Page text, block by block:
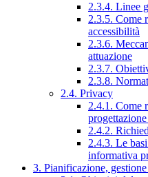
2.3.4. Linee
2.3.5. Come
accessibilità
2.3.6.
attuazione
2.3.7.
2.3.8.
2.4. Privacy
2.4.1. Come
2.4.2.
2.4.3. Le
informativa
3. Pianificazione, gestione